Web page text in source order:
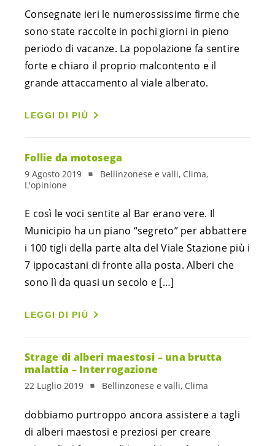
Consegnate ieri le numerossissime firme che
sono state raccolte in pochi giorni in pieno
periodo di vacanze. La popolazione fa sentire
forte e chiaro il proprio malcontento e il
grande attaccamento al viale alberato.
LEGGI DI PIÙ
Follie da motosega
9 Agosto 2019
Bellinzonese e valli, Clima,
L'opinione
E così le voci sentite al Bar erano vere. Il
Municipio ha un piano “segreto” per abbattere
i 100 tigli della parte alta del Viale Stazione più i
7 ippocastani di fronte alla posta. Alberi che
sono lì da quasi un secolo e […]
LEGGI DI PIÙ
Strage di alberi maestosi – una brutta
malattia – Interrogazione
22 Luglio 2019 Bellinzonese e valli, Clima
dobbiamo purtroppo ancora assistere a tagli
di alberi maestosi e preziosi per creare